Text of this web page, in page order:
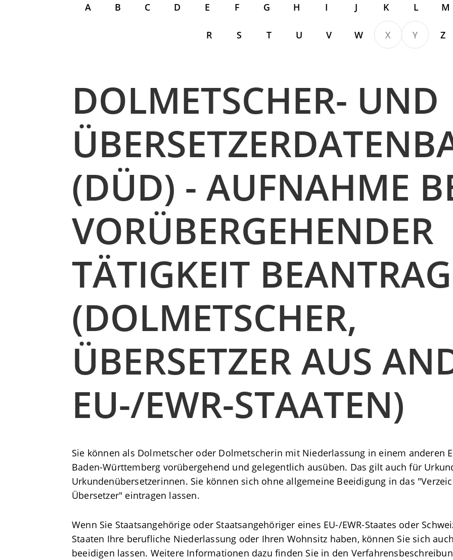
A B C D E F G H I J K L M
R S T U V W X Y Z
DOLMETSCHER- UND
(DÜD) - AUFNAHME
VORÜBERGEHENDER
TÄTIGKEIT
(DOLMETSCHER,
ÜBERSETZER AUS
EU-/EWR-STAATEN)
Sie können als Dolmetscher oder Dolmetscherin mit Niederlassung in einem anderen
Baden-Württemberg vorübergehend und gelegentlich ausüben. Das gilt auch für
Urkundenübersetzerinnen. Sie können sich ohne allgemeine Beeidigung in das
Übersetzer" eintragen lassen.
Wenn Sie Staatsangehörige oder Staatsangehöriger eines EU-/EWR-Staates oder
Staaten Ihre berufliche Niederlassung oder Ihren Wohnsitz haben, können Sie sich
beeidigen lassen. Weitere Informationen dazu finden Sie in den